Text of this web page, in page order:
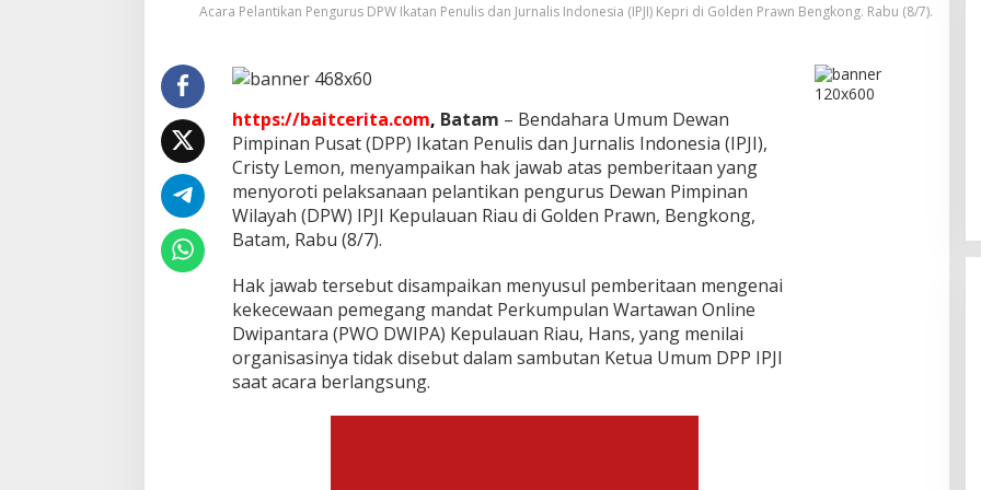
u
i
s
e
b
t
t
u
p
e
r
S
Acara Pelantikan Pengurus DPW Ikatan Penulis dan Jurnalis Indonesia (IPJI) Kepri di Golden Prawn Bengkong. Rabu (8/7).
https://baitcerita.com, Batam – Bendahara Umum Dewan
Pimpinan Pusat (DPP) Ikatan Penulis dan Jurnalis Indonesia (IPJI),
Cristy Lemon, menyampaikan hak jawab atas pemberitaan yang
menyoroti pelaksanaan pelantikan pengurus Dewan Pimpinan
Wilayah (DPW) IPJI Kepulauan Riau di Golden Prawn, Bengkong,
Batam, Rabu (8/7).
Hak jawab tersebut disampaikan menyusul pemberitaan mengenai
kekecewaan pemegang mandat Perkumpulan Wartawan Online
Dwipantara (PWO DWIPA) Kepulauan Riau, Hans, yang menilai
organisasinya tidak disebut dalam sambutan Ketua Umum DPP IPJI
saat acara berlangsung.
Bukan Unsur Pidana, Kasus Anak
Dibawa Tanpa Izin di Lubuk Baja
Dihentikan
Di Batam, Berita, Berita Utama, Daerah, Hukum,
Kepolisian, Kepulauan Riau, Kriminal
6, 2026